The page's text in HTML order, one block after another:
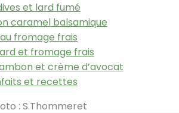
et lard fumé
caramel balsamique
fromage frais
et fromage frais
et crème d’avocat
et recettes
: S.Thommeret